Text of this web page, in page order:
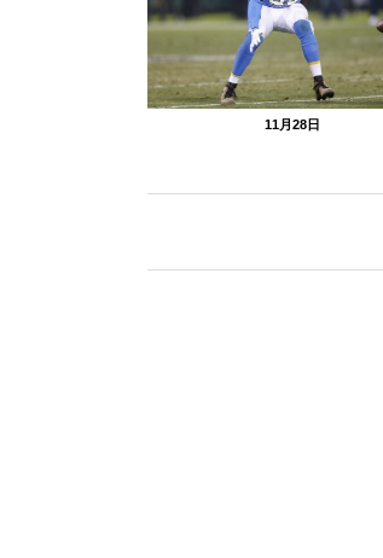
11月28日